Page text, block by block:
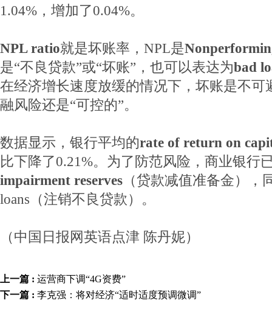
1.04%，增加了0.04%。
NPL ratio就是坏账率，NPL是
是“不良贷款”或“坏账”，也可以表达为bad
在经济增长速度放缓的情况下，坏账是不可
融风险还是“可控的”。
数据显示，银行平均的rate of return on
比下降了0.21%。为了防范风险，商业银行
impairment reserves （贷款减值准备金），
loans（注销不良贷款）。
（中国日报网英语点津 陈丹妮）
上一篇 : 运营商下调“4G资费”
下一篇 : 李克强：将对经济“适时适度预调微调”